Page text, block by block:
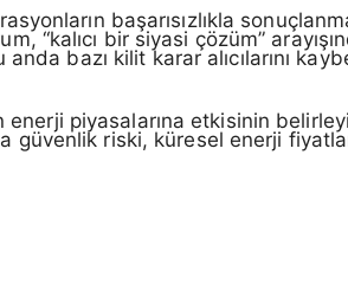
başarısızlıkla
“kalıcı bir siyasi çözüm”
bazı kilit karar alıcılarını
piyasalarına etkisinin
riski, küresel enerji